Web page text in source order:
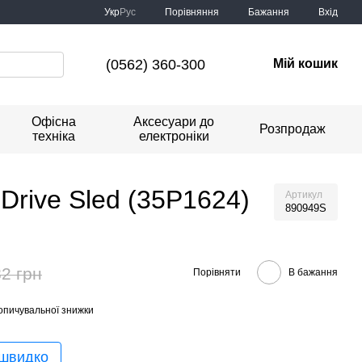
УкрРус Порівняння Бажання Вхід
(0562) 360-300 Мій кошик
Офісна
техніка
Аксесуари до
електроніки
Розпродаж
Sled (35P1624) Артикул
890949S
грн Порівняти В бажання
знижки